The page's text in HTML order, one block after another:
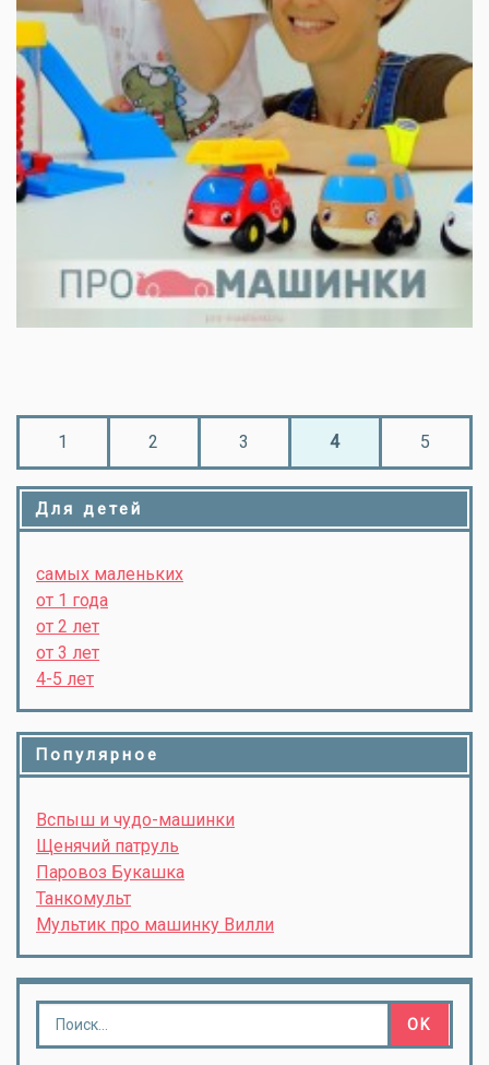
1 2 3 4 5
Для детей
самых маленьких
от 1 года
от 2 лет
от 3 лет
4-5 лет
Популярное
Вспыш и чудо-машинки
Щенячий патруль
Паровоз Букашка
Танкомульт
Мультик про машинку Вилли